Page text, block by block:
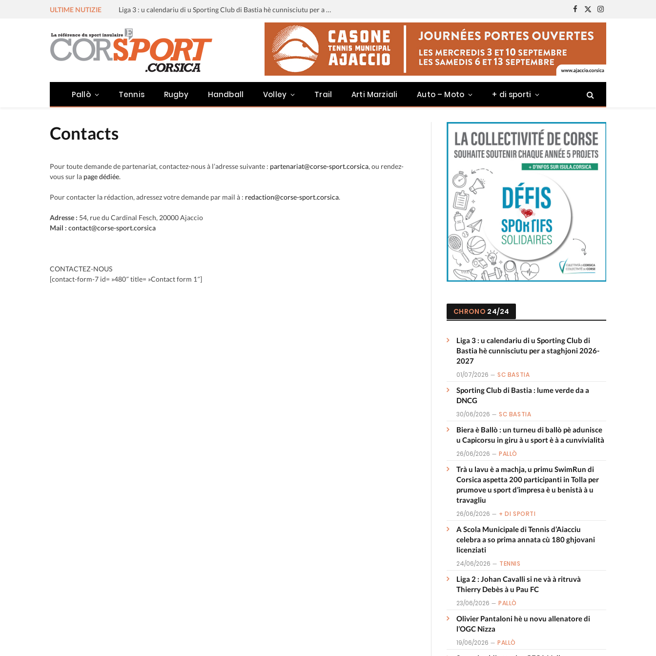
ULTIME NUTIZIE Liga 3 : u calendariu di u Sporting Club di Bastia hè cunnisciutu per a staghjoni 2026-2027
Facebook
X
(Twitter)
Instagram
Pallò Tennis Rugby Handball Volley Trail Arti Marziali Auto – Moto + di sporti
Contacts
Pour toute demande de partenariat, contactez-nous à l’adresse suivante : partenariat@corse-sport.corsica, ou rendez-
vous sur la page dédiée.
Pour contacter la rédaction, adressez votre demande par mail à : redaction@corse-sport.corsica.
Adresse : 54, rue du Cardinal Fesch, 20000 Ajaccio
Mail : contact@corse-sport.corsica
CONTACTEZ-NOUS
[contact-form-7 id= »480″ title= »Contact form 1″]
CHRONO 24/24
Liga 3 : u calendariu di u Sporting Club di
Bastia hè cunnisciutu per a staghjoni 2026-
2027
01/07/2026 SC BASTIA
Sporting Club di Bastia : lume verde da a
DNCG
30/06/2026 SC BASTIA
Biera è Ballò : un turneu di ballò pè adunisce
u Capicorsu in giru à u sport è à a cunvivialità
26/06/2026 PALLÒ
Trà u lavu è a machja, u primu SwimRun di
Corsica aspetta 200 participanti in Tolla per
prumove u sport d’impresa è u benistà à u
travagliu
26/06/2026 + DI SPORTI
A Scola Municipale di Tennis d’Aiacciu
celebra a so prima annata cù 180 ghjovani
licenziati
24/06/2026 TENNIS
Liga 2 : Johan Cavalli si ne và à ritruvà
Thierry Debès à u Pau FC
23/06/2026 PALLÒ
Olivier Pantaloni hè u novu allenatore di
l’OGC Nizza
19/06/2026 PALLÒ